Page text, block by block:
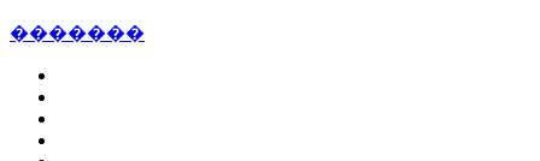
�������